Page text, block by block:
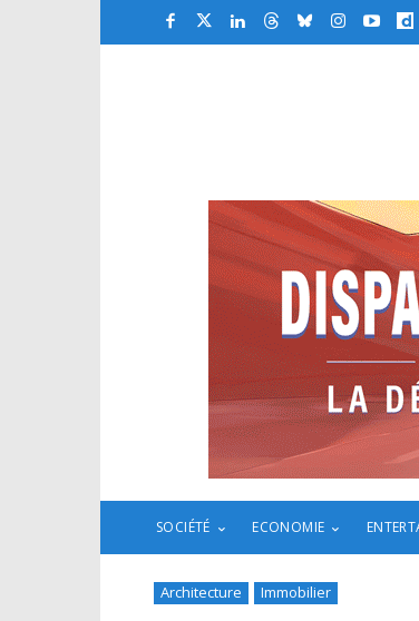
SOCIÉTÉ ECONOMIE
Architecture Immobilier